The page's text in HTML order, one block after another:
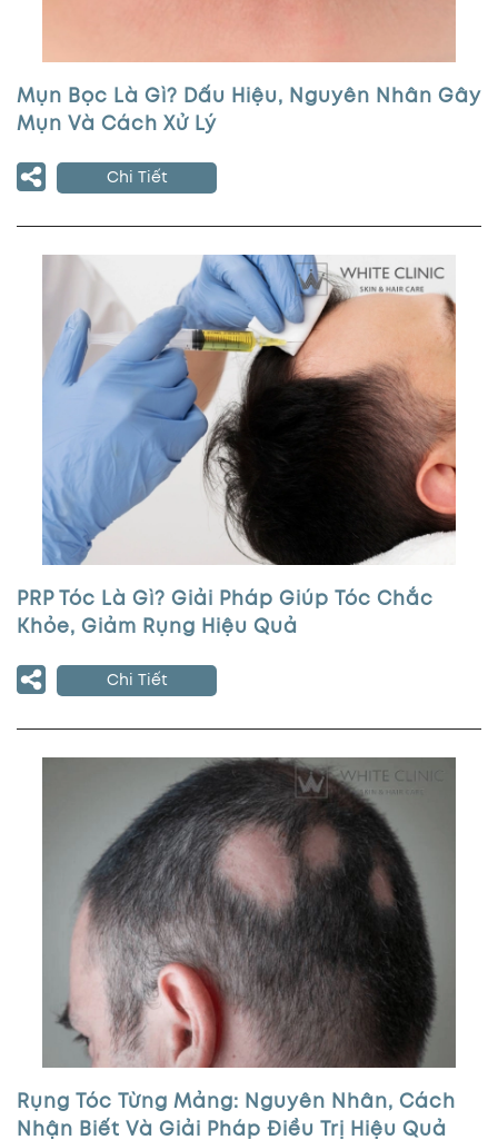
Mụn Bọc Là Gì? Dấu Hiệu, Nguyên Nhân Gây
Mụn Và Cách Xử Lý
Chi Tiết
PRP Tóc Là Gì? Giải Pháp Giúp Tóc Chắc
Khỏe, Giảm Rụng Hiệu Quả
Chi Tiết
Rụng Tóc Từng Mảng: Nguyên Nhân, Cách
Nhận Biết Và Giải Pháp Điều Trị Hiệu Quả